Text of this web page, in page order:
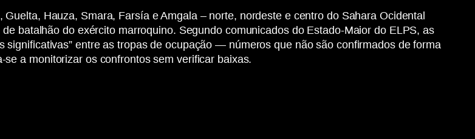
Hauza, Smara, Farsía e Amgala – norte, nordeste e centro do Sahara Ocidental
batalhão do exército marroquino. Segundo comunicados do Estado-Maior do ELPS, as
entre as tropas de ocupação — números que não são confirmados de forma
a monitorizar os confrontos sem verificar baixas.